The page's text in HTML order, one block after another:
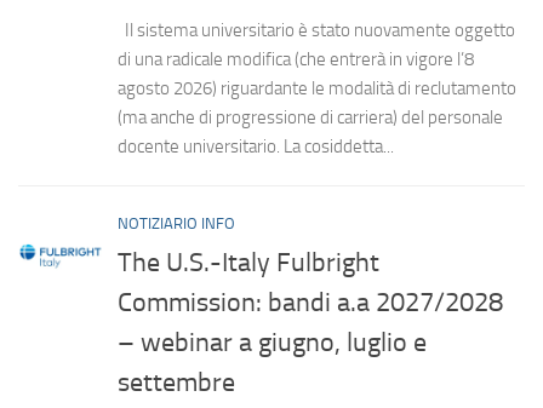
Il sistema universitario è stato nuovamente oggetto
di una radicale modifica (che entrerà in vigore l’8
agosto 2026) riguardante le modalità di reclutamento
(ma anche di progressione di carriera) del personale
docente universitario. La cosiddetta...
NOTIZIARIO INFO
The U.S.-Italy Fulbright
Commission: bandi a.a 2027/2028
– webinar a giugno, luglio e
settembre